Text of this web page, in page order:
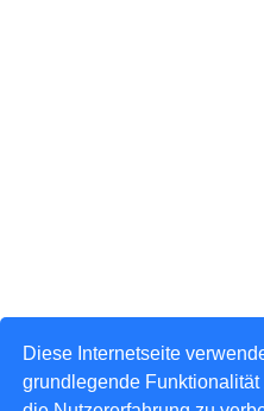
Diese Internetseite
grundlegende